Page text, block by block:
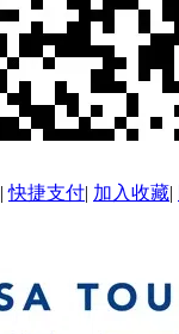
|快捷支付| 加入收藏|